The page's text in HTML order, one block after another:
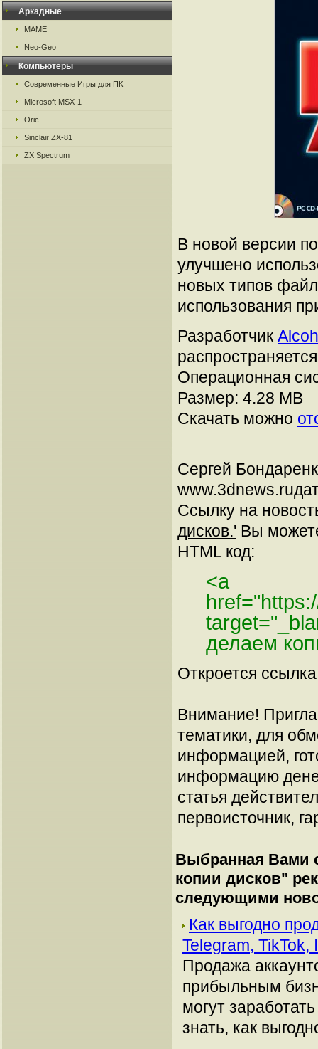
Аркадные
MAME
Neo-Geo
Компьютеры
Современные Игры для ПК
Microsoft MSX-1
Oric
Sinclair ZX-81
ZX Spectrum
В новой версии
улучшено
новых типов
использования
Разработчик
Операционная
Размер: 4.28 MB
Скачать можно
Сергей
Ссылку на
дисков.' Вы
HTML код:
<a
делаем
Откроется
Внимание!
тематики, для
информацией,
информацию
статья
первоисточник,
Выбранная Вами
копии дисков"
следующими
Как выгодно
Telegram,
Продажа
прибыльным
могут
знать, как